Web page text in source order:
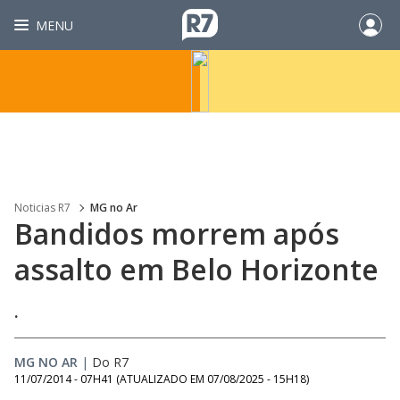
MENU
Noticias R7 MG no Ar
Bandidos morrem após
assalto em Belo Horizonte
.
MG NO AR | Do R7
11/07/2014 - 07H41 (ATUALIZADO EM 07/08/2025 - 15H18)